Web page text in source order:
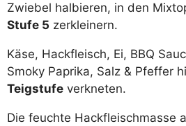
Zwiebel halbieren, in den
Stufe 5 zerkleinern.
Käse, Hackfleisch, Ei, BBQ
Smoky Paprika, Salz & Pfeffer
Teigstufe verkneten.
Die feuchte Hackfleischmasse